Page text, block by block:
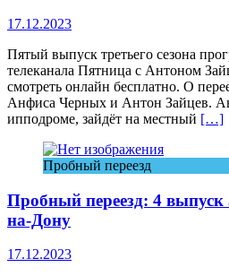
17.12.2023
Пятый выпуск третьего сезона
телеканала Пятница с Антоном
смотреть онлайн бесплатно. О
Анфиса Черных и Антон Зайцев.
ипподроме, зайдёт на местный […]
Пробный переезд
Пробный переезд: 4 выпуск
на-Дону
17.12.2023